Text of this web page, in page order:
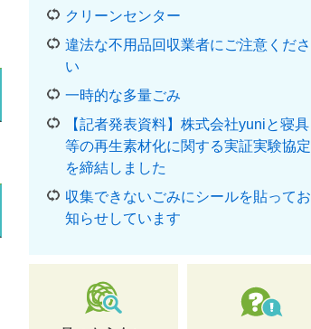
クリーンセンター
違法な不用品回収業者にご注意くださ
い
一時的な多量ごみ
【記者発表資料】株式会社yuniと寝具
等の再生素材化に関する実証実験協定
を締結しました
収集できないごみにシールを貼ってお
知らせしています